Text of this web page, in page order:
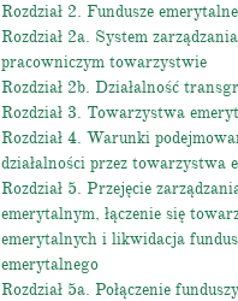
Rozdział 2. Fundusze emerytalne
Rozdział 2a. System
pracowniczym towarzystwie
Rozdział 2b. Działalność
Rozdział 3. Towarzystwa
Rozdział 4. Warunki
działalności przez towarzystwa
Rozdział 5. Przejęcie
emerytalnym, łączenie się
emerytalnych i likwidacja
emerytalnego
Rozdział 5a. Połączenie